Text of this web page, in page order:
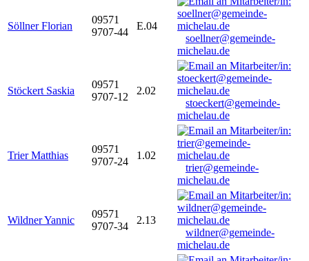
Söllner Florian
09571
9707-44
E.04
soellner@gemeinde-
michelau.de
Stöckert Saskia
09571
9707-12
2.02
stoeckert@gemeinde-
michelau.de
Trier Matthias
09571
9707-24
1.02
trier@gemeinde-
michelau.de
Wildner Yannic
09571
9707-34
2.13
wildner@gemeinde-
michelau.de